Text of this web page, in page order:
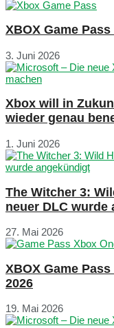
XBOX Game
3. Juni 2026
Xbox will in
wieder genau
1. Juni 2026
The Witcher 3:
neuer DLC wurde
27. Mai 2026
XBOX Game
2026
19. Mai 2026